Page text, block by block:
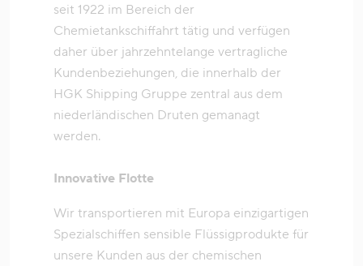
seit 1922 im Bereich der
Chemietankschiffahrt tätig und verfügen
daher über jahrzehntelange vertragliche
Kundenbeziehungen, die innerhalb der
HGK Shipping Gruppe zentral aus dem
niederländischen Druten gemanagt
werden.
Innovative Flotte
Wir transportieren mit Europa einzigartigen
Spezialschiffen sensible Flüssigprodukte für
unsere Kunden aus der chemischen